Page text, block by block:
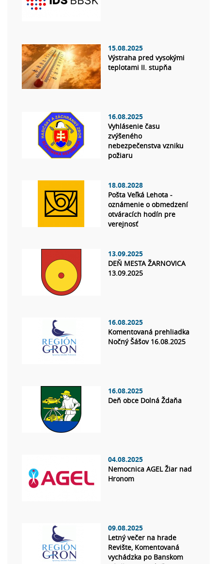
15.08.2025
Výstraha pred vysokými
teplotami II. stupňa
16.08.2025
Vyhlásenie času
zvýšeného
nebezpečenstva vzniku
požiaru
18.08.2028
Pošta Veľká Lehota -
oznámenie o obmedzení
otváracích hodín pre
verejnosť
13.09.2025
DEŇ MESTA ŽARNOVICA
13.09.2025
16.08.2025
Komentovaná prehliadka
Nočný Šášov 16.08.2025
16.08.2025
Deň obce Dolná Ždaňa
04.08.2025
Nemocnica AGEL Žiar nad
Hronom
09.08.2025
Letný večer na hrade
Revište, Komentovaná
vychádzka po Banskom